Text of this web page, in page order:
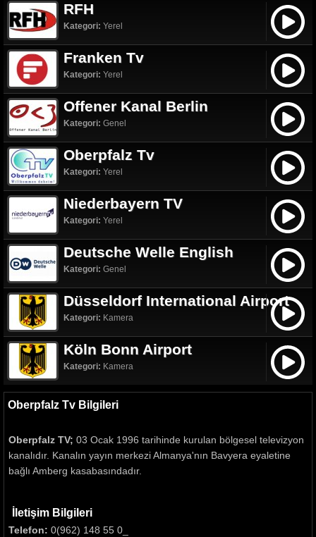
RFH
Kategori: Yerel
Franken Tv
Kategori: Yerel
Offener Kanal Berlin
Kategori: Genel
Oberpfalz Tv
Kategori: Yerel
Niederbayern TV
Kategori: Yerel
Deutsche Welle English
Kategori: Genel
Düsseldorf International Airport
Kategori: Kamera
Köln Bonn Airport
Kategori: Kamera
Oberpfalz Tv Bilgileri
Oberpfalz TV; 03 Ocak 1996 tarihinde kurulan bölgesel televizyon
kanalıdır. Kanalın yayın merkezi Almanya'nın Bavyera eyaletine
bağlı Amberg kasabasındadır.
İletişim Bilgileri
Telefon: 0(962) 148 55 0_